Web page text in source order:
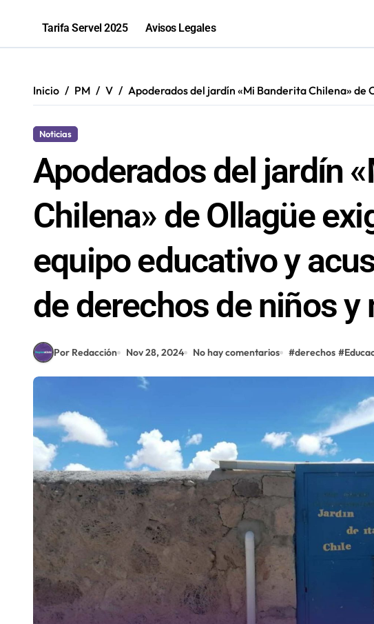
Tarifa Servel 2025 Avisos Legales
Inicio PM V Apoderados del jardín «Mi Banderita Chilena» de
Noticias
Apoderados del jardín
Chilena» de Ollagüe
equipo educativo y
de derechos de niños y
Por Redacción Nov 28, 2024 No hay comentarios #derechos #